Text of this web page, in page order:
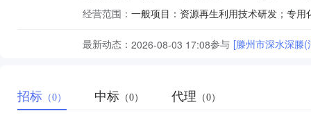
经营范围：
最新动态： 2026-08-03 17:08参与 [滕州市深水深滕
招标 （0） 中标 （0） 代理 （0）